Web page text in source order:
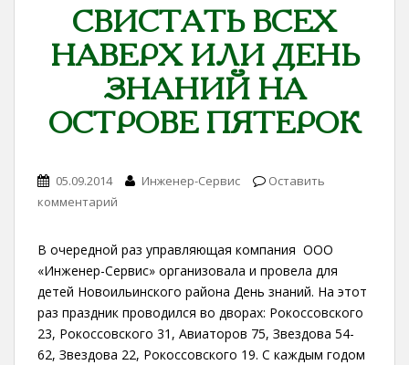
СВИСТАТЬ ВСЕХ
НАВЕРХ ИЛИ ДЕНЬ
ЗНАНИЙ НА
ОСТРОВЕ ПЯТЕРОК
05.09.2014 Инженер-Сервис
Оставить
комментарий
В очередной раз управляющая компания ООО
«Инженер-Сервис» организовала и провела для
детей Новоильинского района День знаний. На этот
раз праздник проводился во дворах: Рокоссовского
23, Рокоссовского 31, Авиаторов 75, Звездова 54-
62, Звездова 22, Рокоссовского 19. С каждым годом